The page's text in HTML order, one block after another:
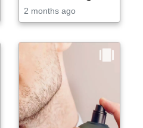
2 months ago